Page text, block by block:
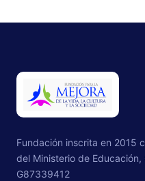
Fundación inscrita en 2015
del Ministerio de Educación,
G87339412